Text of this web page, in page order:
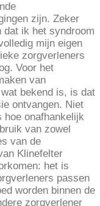
zijn. Zeker
dat ik het syndroom
mijn eigen
zorgverleners
Voor het
van
bekend is, is dat
ontvangen. Niet
hoe onafhankelijk
van zowel
van de
Klinefelter
het is
passen
worden binnen de
zorgverlener